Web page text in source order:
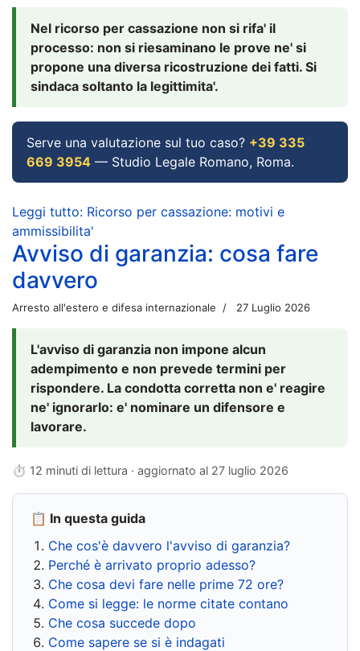
Nel ricorso per cassazione non si rifa' il
processo: non si riesaminano le prove ne' si
propone una diversa ricostruzione dei fatti. Si
sindaca soltanto la legittimita'.
Serve una valutazione sul tuo caso? +39 335
669 3954 — Studio Legale Romano, Roma.
Leggi tutto: Ricorso per cassazione: motivi e
ammissibilita'
Avviso di garanzia: cosa fare
davvero
Arresto all'estero e difesa internazionale 27 Luglio 2026
L'avviso di garanzia non impone alcun
adempimento e non prevede termini per
rispondere. La condotta corretta non e' reagire
ne' ignorarlo: e' nominare un difensore e
lavorare.
⏱ 12 minuti di lettura · aggiornato al 27 luglio 2026
📋 In questa guida
Che cos'è davvero l'avviso di garanzia?
Perché è arrivato proprio adesso?
Che cosa devi fare nelle prime 72 ore?
Come si legge: le norme citate contano
Che cosa succede dopo
Come sapere se si è indagati